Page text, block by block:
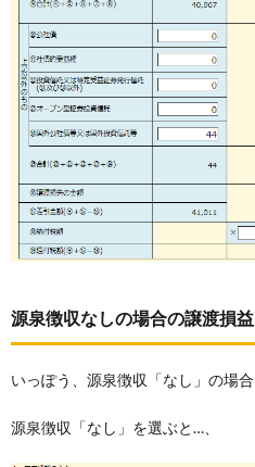
源泉徴収なしの場合の譲渡損
いっぽう、源泉徴収「なし」の場
源泉徴収「なし」を選ぶと…、